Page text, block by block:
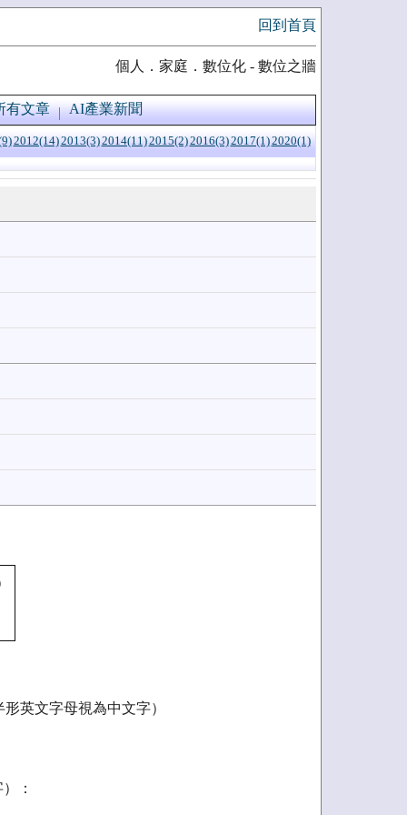
回到首頁
個人．家庭．數位化 - 數位之牆
有文章 AI產業新聞
2012(14)2013(3)2014(11)2015(2)2016(3)2017(1)2020(1)
形英文字母視為中文字）
：